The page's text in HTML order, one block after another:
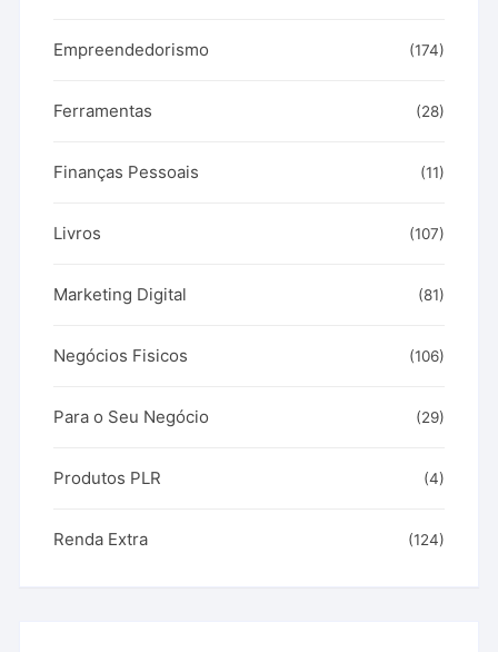
Empreendedorismo (174)
Ferramentas (28)
Finanças Pessoais (11)
Livros (107)
Marketing Digital (81)
Negócios Fisicos (106)
Para o Seu Negócio (29)
Produtos PLR (4)
Renda Extra (124)